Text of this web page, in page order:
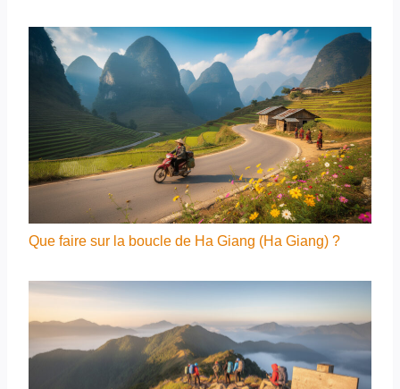
Que faire sur la boucle de Ha Giang (Ha Giang) ?